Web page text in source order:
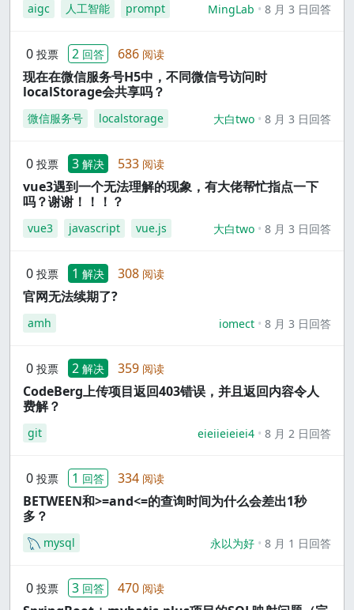
aigc 人工智能 prompt MingLab 8 月 3 日回答
0 投票 2 回答 686 阅读
现在在微信服务号H5中，不同微信号访问时
localStorage会共享吗？
微信服务号 localstorage 大白two 8 月 3 日回答
0 投票 3 解决 533 阅读
vue3遇到一个无法理解的现象，有大佬帮忙指点一下
吗？谢谢！！！？
vue3 javascript vue.js 大白two 8 月 3 日回答
0 投票 1 解决 308 阅读
官网无法续期了?
amh iomect 8 月 3 日回答
0 投票 2 解决 359 阅读
CodeBerg上传项目返回403错误，并且返回内容令人
费解？
git eieiieieiei4 8 月 2 日回答
0 投票 1 回答 334 阅读
BETWEEN和>=and<=的查询时间为什么会差出1秒
多？
mysql 永以为好 8 月 1 日回答
0 投票 3 回答 470 阅读